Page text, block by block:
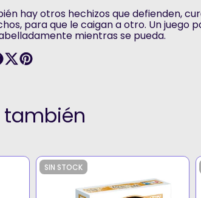
hay otros hechizos que defienden,
para que le caigan a otro. Un juego
mientras se pueda.
también
SIN STOCK